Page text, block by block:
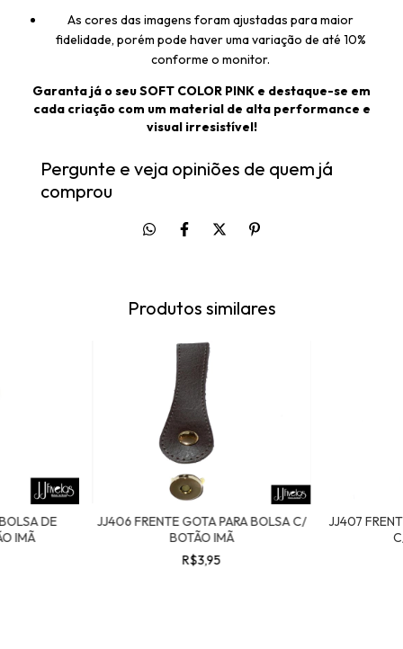
As cores das imagens foram ajustadas para maior
fidelidade, porém pode haver uma variação de até 10%
conforme o monitor.
Garanta já o seu SOFT COLOR PINK e destaque-se em
cada criação com um material de alta performance e
visual irresistível!
Pergunte e veja opiniões de quem já
comprou
Produtos similares
DE
IMÃ
JJ406 FRENTE GOTA PARA BOLSA C/
BOTÃO IMÃ
R$3,95
JJ407